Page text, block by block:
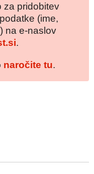
za pridobitev
(ime,
na e-naslov
.
naročite tu.